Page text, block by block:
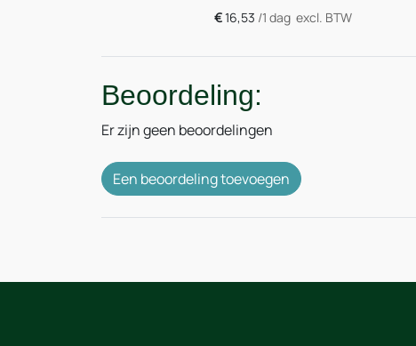
€16,53 /1 dag excl. BTW
Beoordeling:
Er zijn geen beoordelingen
Een beoordeling toevoegen